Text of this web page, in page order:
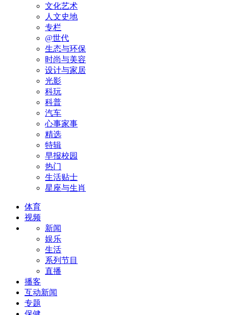
文化艺术
人文史地
专栏
@世代
生态与环保
时尚与美容
设计与家居
光影
科玩
科普
汽车
心事家事
精选
特辑
早报校园
热门
生活贴士
星座与生肖
体育
视频
新闻
娱乐
生活
系列节目
直播
播客
互动新闻
专题